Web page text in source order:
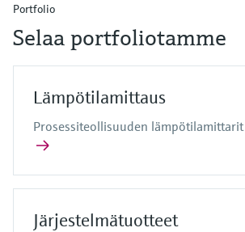
Portfolio
Selaa portfoliotamme
Lämpötilamittaus
Prosessiteollisuuden
Järjestelmätuotteet